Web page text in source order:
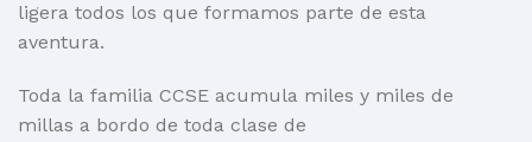
ligera todos los que formamos parte de esta
aventura.
Toda la familia CCSE acumula miles y miles de
millas a bordo de toda clase de